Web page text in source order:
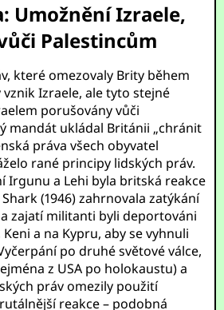
Umožnění Izraele,
Palestincům
které omezovaly Brity během
Izraele, ale tyto stejné
porušovány vůči
mandát ukládal Británii „chránit
práva všech obyvatel
rané principy lidských práv.
Irgunu a Lehi byla britská reakce
(1946) zahrnovala zatýkání
zajatí militanti byli deportováni
a na Kypru, aby se vyhnuli
po druhé světové válce,
z USA po holokaustu) a
práv omezily použití
reakce – podobná